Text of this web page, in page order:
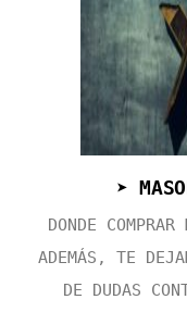
➤
DONDE
ADEMÁS, TE
DE DUDAS